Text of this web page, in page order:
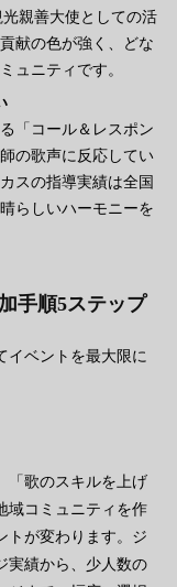
親善大使としての活
献の色が強く、どな
ュニティです。
「コール＆レスポン
の歌声に反応してい
スの指導実績は全国
らしいハーモニーを
手順5ステップ
イベントを最大限に
「歌のスキルを上げ
域コミュニティを作
トが変わります。ジ
実績から、少人数の